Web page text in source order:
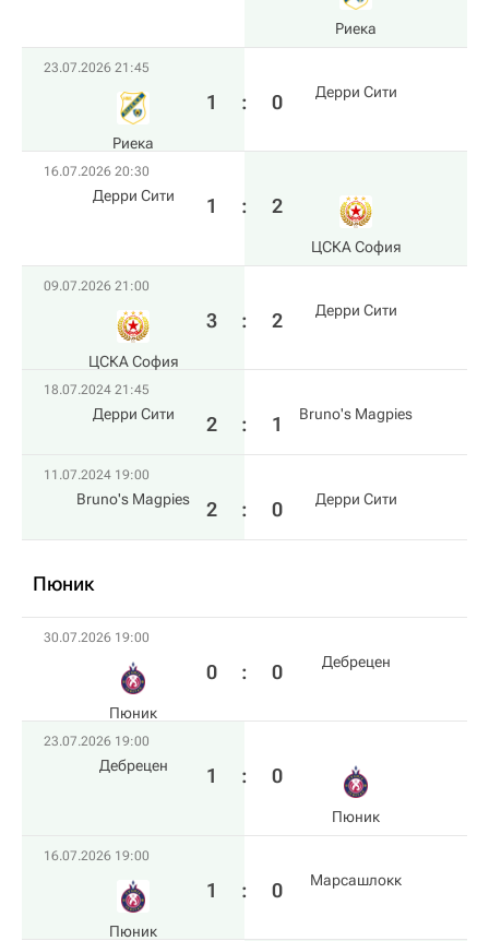
Риека
23.07.2026 21:45
Риека
1 : 0 Дерри Сити
16.07.2026 20:30
Дерри Сити 1 : 2
ЦСКА София
09.07.2026 21:00
ЦСКА София
3 : 2 Дерри Сити
18.07.2024 21:45
Дерри Сити 2 : 1 Bruno's Magpies
11.07.2024 19:00
Bruno's Magpies 2 : 0 Дерри Сити
Пюник
30.07.2026 19:00
Пюник
0 : 0 Дебрецен
23.07.2026 19:00
Дебрецен 1 : 0
Пюник
16.07.2026 19:00
Пюник
1 : 0 Марсашлокк